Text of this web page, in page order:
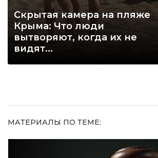
Скрытая камера на пляже
Крыма: Что люди
вытворяют, когда их не
видят...
МАТЕРИАЛЫ ПО ТЕМЕ: